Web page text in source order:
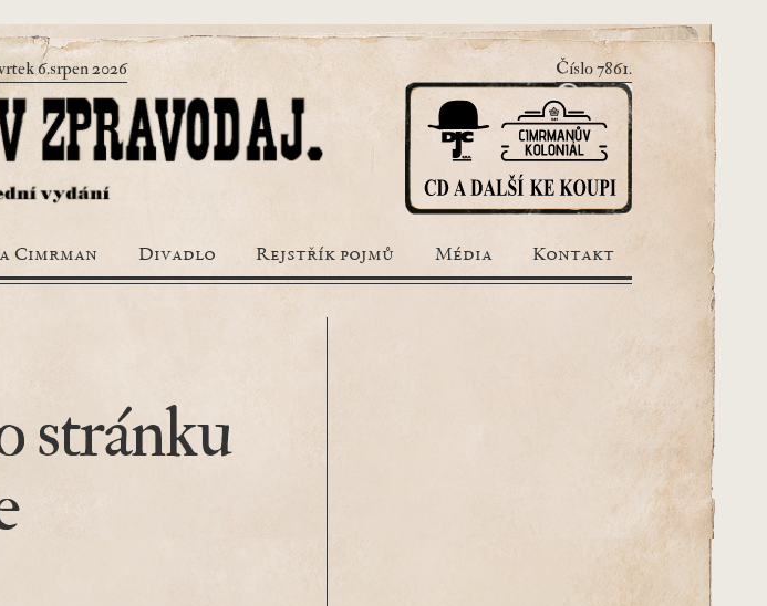
6.srpen 2026
Číslo 7861.
Cimrman Divadlo Rejstřík pojmů Média Kontakt
stránku